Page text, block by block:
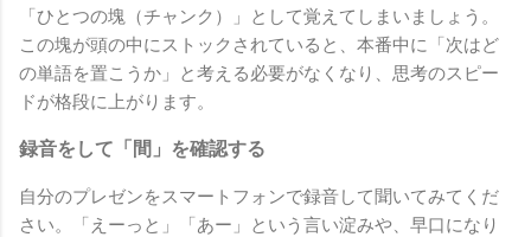
「ひとつの塊（チャンク）」として覚えてしまいましょう。
この塊が頭の中にストックされていると、本番中に「次はど
の単語を置こうか」と考える必要がなくなり、思考のスピー
ドが格段に上がります。
録音をして「間」を確認する
自分のプレゼンをスマートフォンで録音して聞いてみてくだ
さい。「えーっと」「あー」という言い淀みや、早口になり